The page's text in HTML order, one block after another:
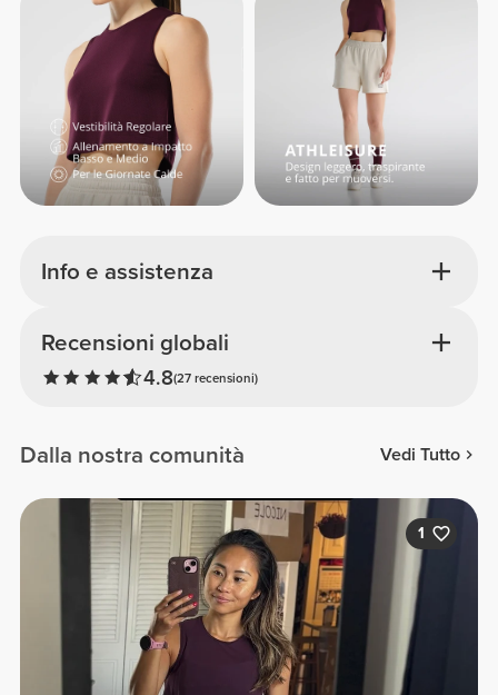
Info e assistenza
Recensioni globali
4.8(27 recensioni)
Dalla nostra comunità Vedi Tutto
1